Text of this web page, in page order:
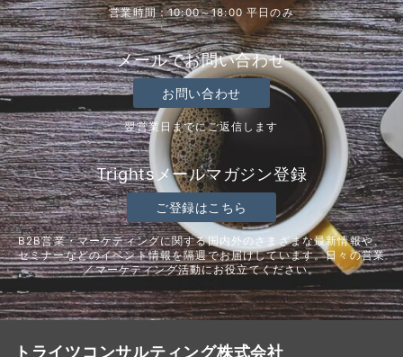
営業時間：10:00～18:00 平日のみ
メールでお問い合わせ
お問い合わせ
翌営業日までにご返信します
Trightsメールマガジン登録
ご登録はこちら
B2B営業・マーケティングに関する国内外のさまざまな最新情報や、
セミナーなどのイベント情報を隔週でお届けしています。日々の営業
／マーケティング活動にお役立てください。
トライツコンサルティング株式会社